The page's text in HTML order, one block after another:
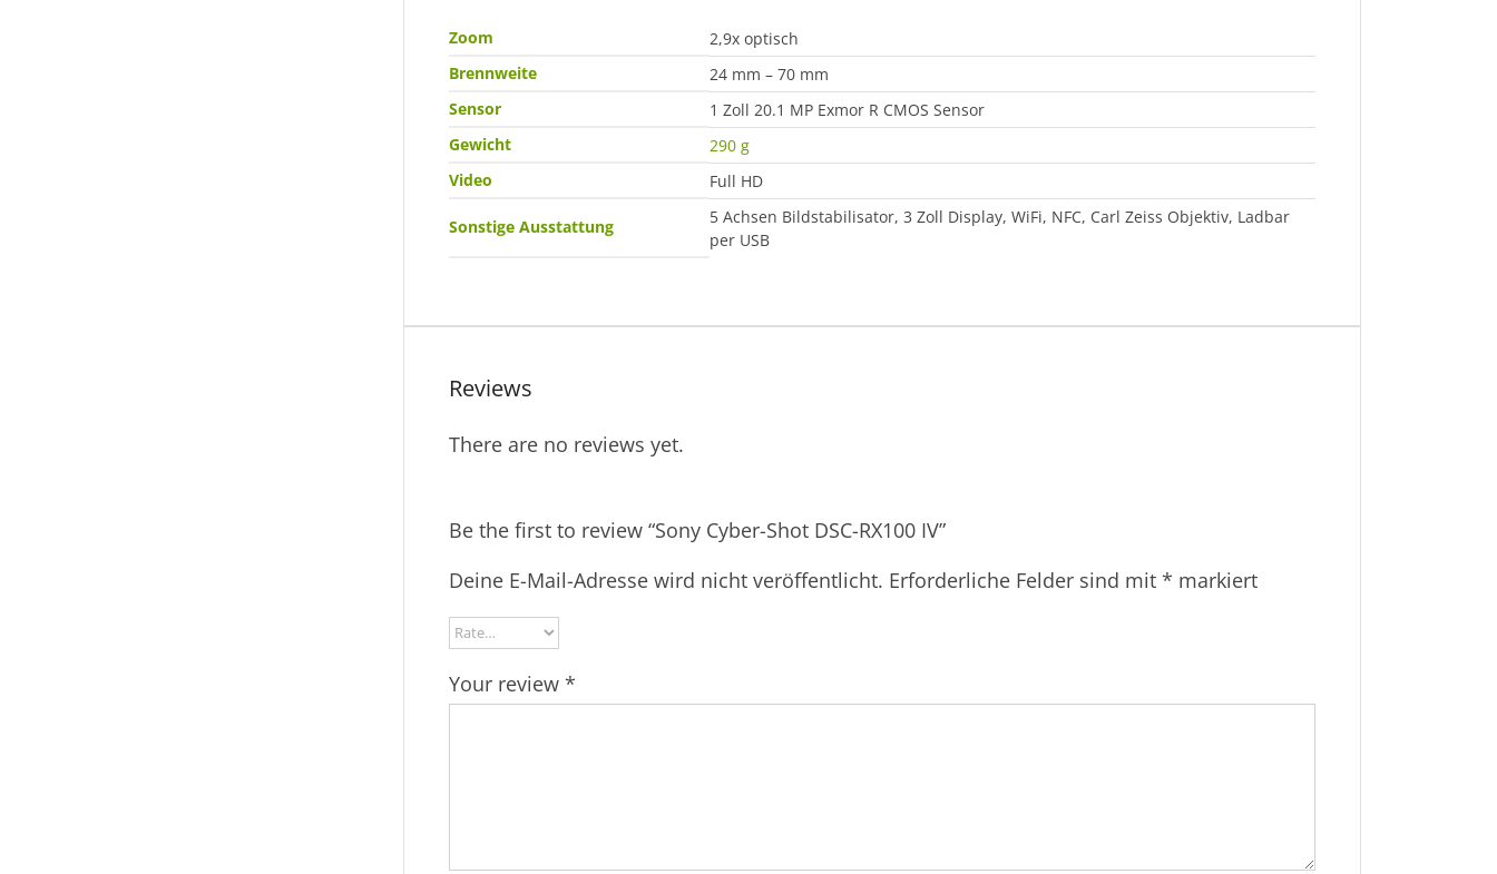
Zoom
2,9x optisch
Brennweite
24 mm – 70 mm
Sensor
1 Zoll 20.1 MP Exmor R CMOS Sensor
Gewicht
290 g
Video
Full HD
Sonstige Ausstattung
5 Achsen Bildstabilisator, 3 Zoll Display, WiFi, NFC, Carl Zeiss Objektiv, Ladbar
per USB
Reviews
There are no reviews yet.
Be the first to review “Sony Cyber-Shot DSC-RX100 IV”
Deine E-Mail-Adresse wird nicht veröffentlicht. Erforderliche Felder sind mit * markiert
Your review *